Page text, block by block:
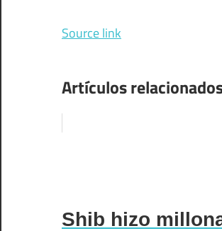
Source link
Artículos
Shib hizo